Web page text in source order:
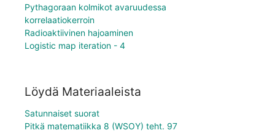
Pythagoraan kolmikot avaruudessa
korrelaatiokerroin
Radioaktiivinen hajoaminen
Logistic map iteration - 4
Löydä Materiaaleista
Satunnaiset suorat
Pitkä matematiikka 8 (WSOY) teht. 97